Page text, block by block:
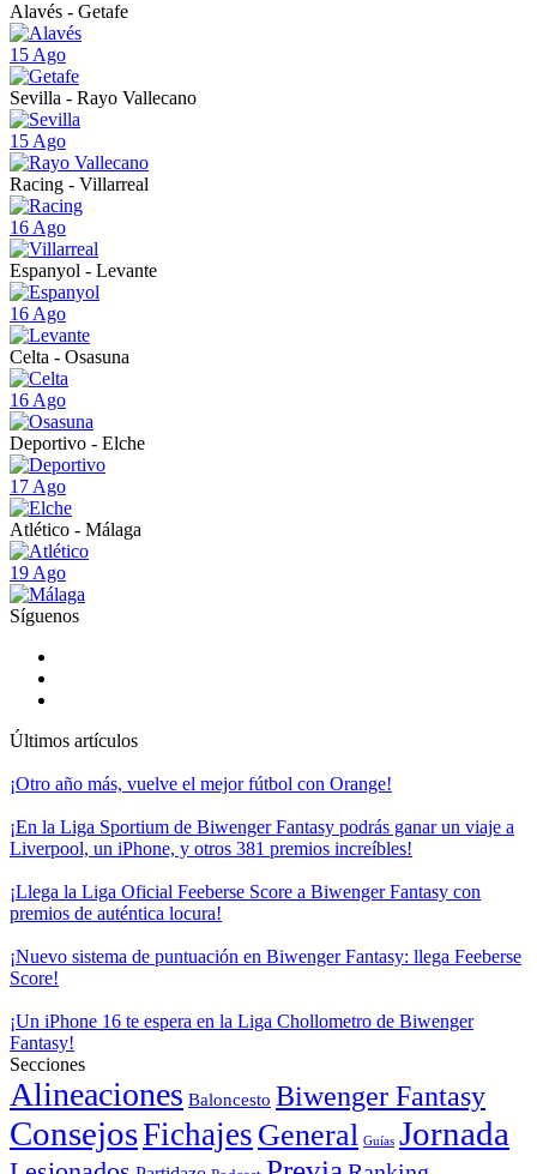
Alavés - Getafe
15 Ago
Sevilla - Rayo Vallecano
15 Ago
Racing - Villarreal
16 Ago
Espanyol - Levante
16 Ago
Celta - Osasuna
16 Ago
Deportivo - Elche
17 Ago
Atlético - Málaga
19 Ago
Síguenos
Últimos artículos
¡Otro año más, vuelve el mejor fútbol con Orange!
¡En la Liga Sportium de Biwenger Fantasy podrás ganar un viaje a
Liverpool, un iPhone, y otros 381 premios increíbles!
¡Llega la Liga Oficial Feeberse Score a Biwenger Fantasy con
premios de auténtica locura!
¡Nuevo sistema de puntuación en Biwenger Fantasy: llega Feeberse
Score!
¡Un iPhone 16 te espera en la Liga Chollometro de Biwenger
Fantasy!
Secciones
Alineaciones Baloncesto Biwenger Fantasy
ConsejosFichajes General Guías Jornada